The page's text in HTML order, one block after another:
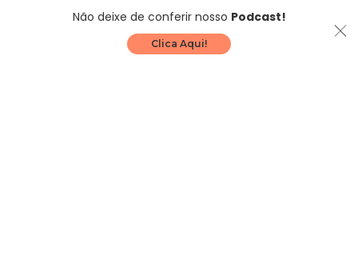
Não deixe de conferir nosso Podcast!
Clica Aqui!